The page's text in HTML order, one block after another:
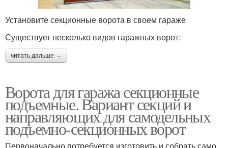
Установите секционные ворота в своем гараже
Существует несколько видов гаражных ворот:
читать дальше →
Ворота для гаража секционные
подъемные. Вариант секций и
направляющих для самодельных
подъемно-секционных ворот